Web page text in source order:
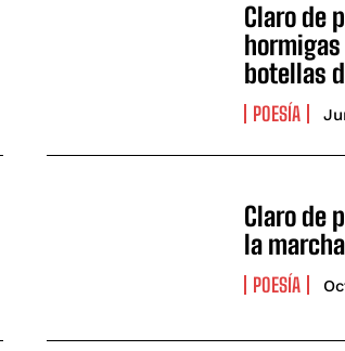
Claro de
botellas
POESÍA
Claro de
la marcha
POESÍA